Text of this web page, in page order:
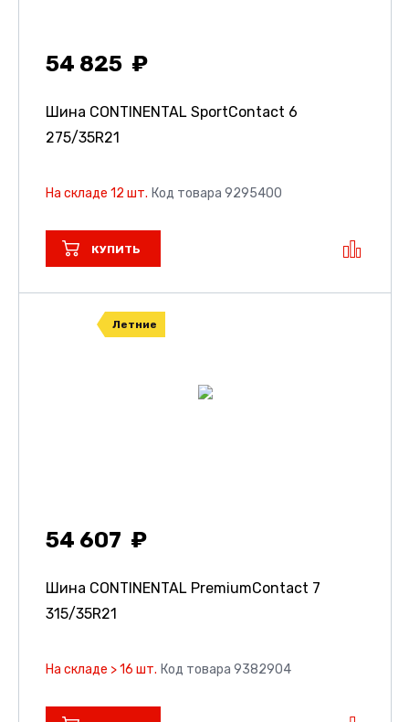
54 825
Шина CONTINENTAL SportContact 6
275/35R21
На складе 12 шт. Код товара 9295400
КУПИТЬ
Летние
54 607
Шина CONTINENTAL PremiumContact 7
315/35R21
На складе > 16 шт. Код товара 9382904